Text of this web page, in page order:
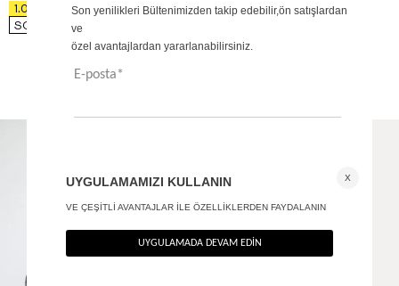
1.014
%40
SON FIRSAT 811,20
594TL
%40